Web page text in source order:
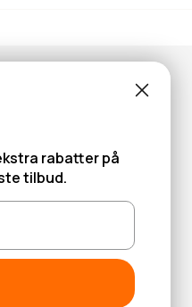
OK
rabatter på
tilbud.